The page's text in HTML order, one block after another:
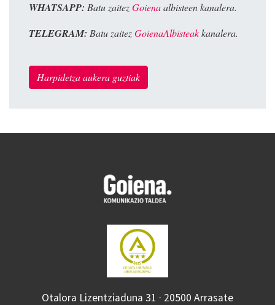
WHATSAPP: Batu zaitezGoienaalbisteen kanalera.
TELEGRAM: Batu zaitezGoienaAlbisteakkanalera.
Harpidetza aukera guztiak
Otalora Lizentziaduna 31 · 20500 Arrasate